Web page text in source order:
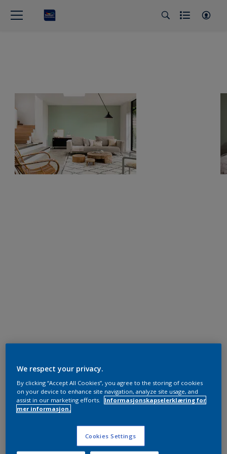
We respect your privacy.
By clicking “Accept All Cookies”, you agree to the storing of cookies
on your device to enhance site navigation, analyze site usage, and
assist in our marketing efforts.
Informasjonskapselerklæring for
mer informasjon.
Cookies Settings